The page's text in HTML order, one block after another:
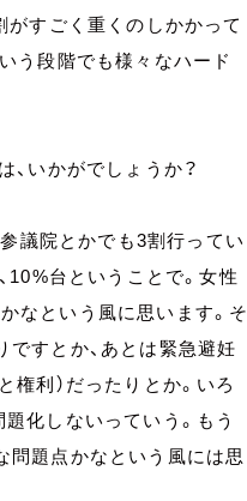
がすごく重くのしかかって
う段階でも様々なハード
、いかがでしょうか？
議院とかでも3割行ってい
10%台ということで。女性
なという風に思います。そ
すとか、あとは緊急避妊
権利）だったりとか。いろ
化しないっていう。もう
問題点かなという風には思